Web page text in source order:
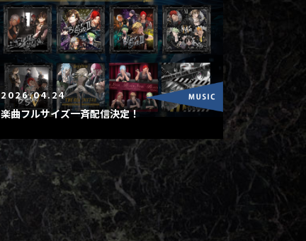
2026.04.24
楽曲フルサイズ一斉配信決定！